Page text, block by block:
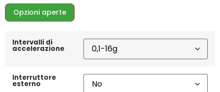
Opzioni aperte
Intervalli di
accelerazione
Interruttore
esterno